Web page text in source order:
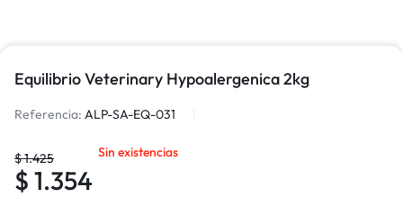
Equilibrio Veterinary Hypoalergenica 2kg
Referencia: ALP-SA-EQ-031
$1.425
$ 1.354
Sin existencias